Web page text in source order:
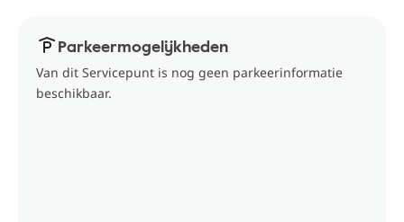
Parkeermogelijkheden
Van dit Servicepunt is nog geen parkeerinformatie
beschikbaar.